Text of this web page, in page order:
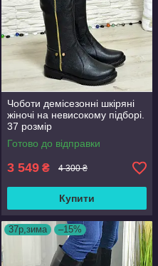
Чоботи демісезонні шкіряні
жіночі на невисокому підборі.
37 розмір
Готово до відправки
3 549 ₴ 4 300 ₴
Купити
37р,зима –15%